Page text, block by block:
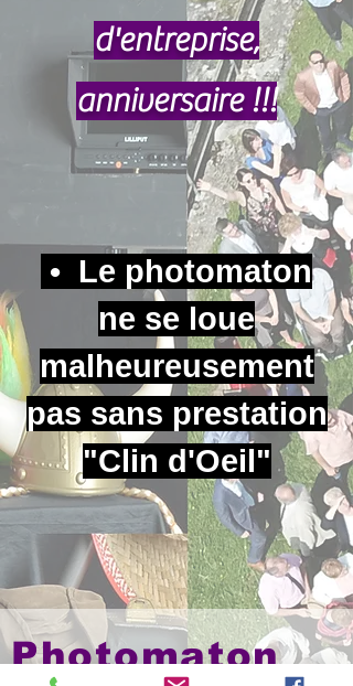
d'entreprise,
anniversaire !!!
• Le photomaton
ne se loue
malheureusement
pas sans prestation
"Clin d'Oeil"
Photomaton